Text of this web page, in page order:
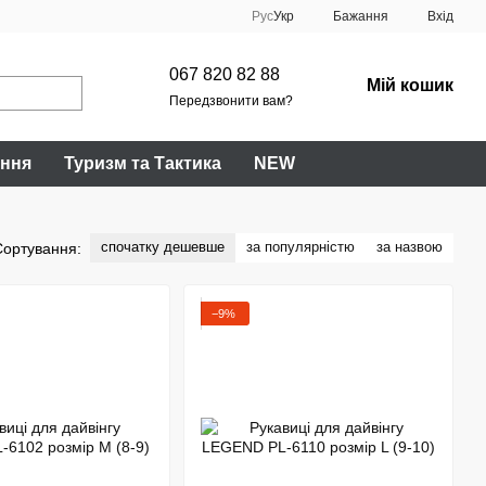
РусУкр Бажання Вхід
067 820 82 88
Передзвонити вам?
Мій кошик
Туризм та Тактика NEW
спочатку дешевше за популярністю за назвою
−9%